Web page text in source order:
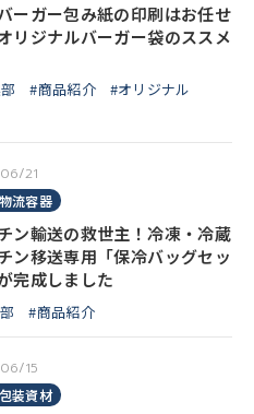
ーガー包み紙の印刷はお任せ
リジナルバーガー袋のススメ
#商品紹介
#オリジナル
21
流容器
ン輸送の救世主！冷凍・冷蔵
ン移送専用「保冷バッグセッ
完成しました
#商品紹介
15
装資材